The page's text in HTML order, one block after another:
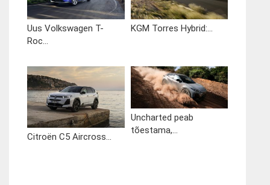
Uus Volkswagen T-
Roc...
KGM Torres Hybrid:...
Citroën C5 Aircross...
Uncharted peab
tõestama,...